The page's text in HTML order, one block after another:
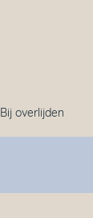
Bij overlijden